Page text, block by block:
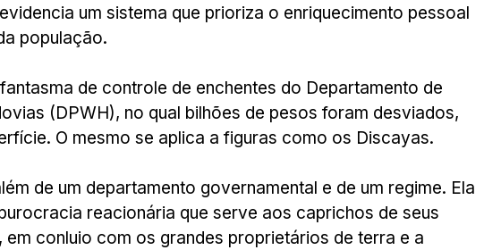
um sistema que prioriza o enriquecimento pessoal
população.
de controle de enchentes do Departamento de
(DPWH), no qual bilhões de pesos foram desviados,
O mesmo se aplica a figuras como os Discayas.
de um departamento governamental e de um regime. Ela
reacionária que serve aos caprichos de seus
em conluio com os grandes proprietários de terra e a